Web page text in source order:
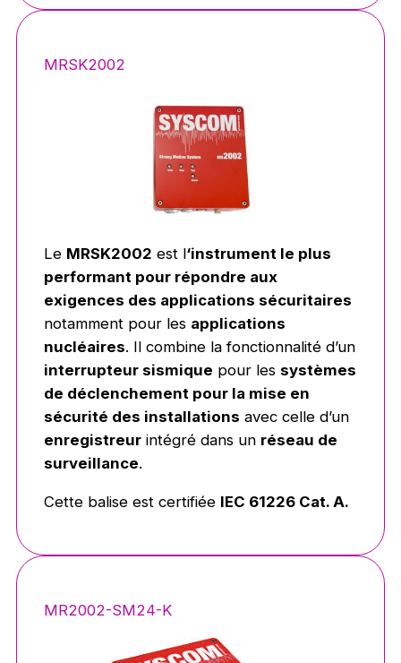
MRSK2002
Le MRSK2002 est l‘instrument le plus
performant pour répondre aux
exigences des applications sécuritaires
notamment pour les applications
nucléaires. Il combine la fonctionnalité d’un
interrupteur sismique pour les systèmes
de déclenchement pour la mise en
sécurité des installations avec celle d’un
enregistreur intégré dans un réseau de
surveillance.
Cette balise est certifiée IEC 61226 Cat. A.
MR2002-SM24-K